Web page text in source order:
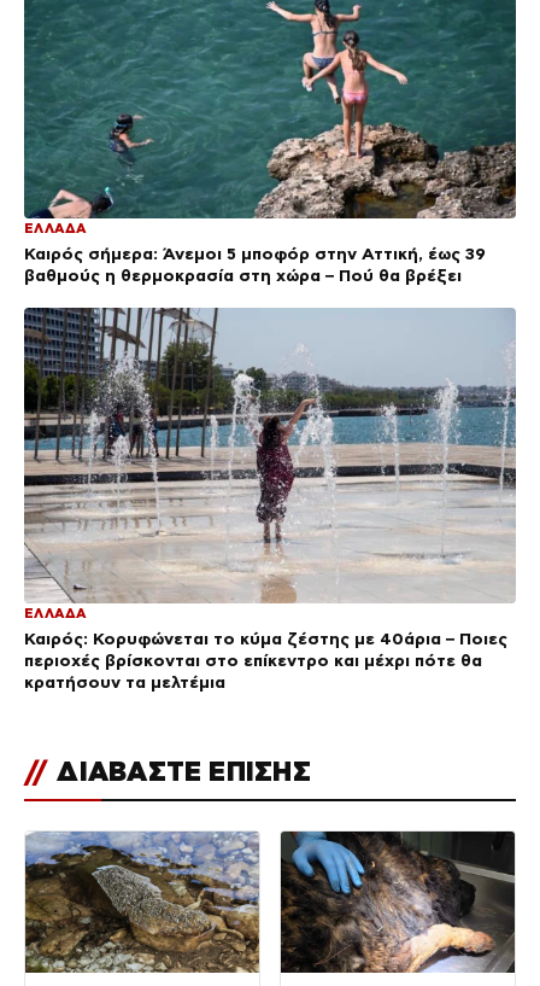
ΕΛΛΑΔΑ
Καιρός σήμερα: Άνεμοι 5 μποφόρ στην Αττική, έως 39
βαθμούς η θερμοκρασία στη χώρα – Πού θα βρέξει
ΕΛΛΑΔΑ
Καιρός: Κορυφώνεται το κύμα ζέστης με 40άρια – Ποιες
περιοχές βρίσκονται στο επίκεντρο και μέχρι πότε θα
κρατήσουν τα μελτέμια
// ΔΙΑΒΑΣΤΕ ΕΠΙΣΗΣ